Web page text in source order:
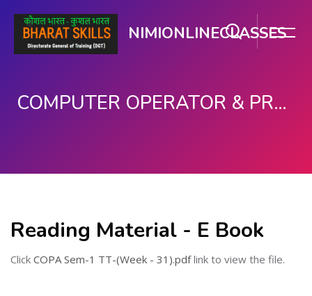
NIMIONLINECLASSES
COMPUTER OPERATOR & PROGRAMMING ASSISTANT (COPA)
Reading Material - E Book
Click COPA Sem-1 TT-(Week - 31).pdflink to view the file.